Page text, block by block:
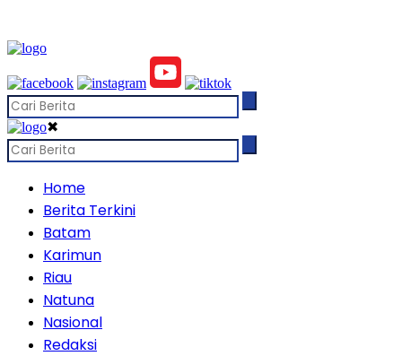
✖
Home
Berita Terkini
Batam
Karimun
Riau
Natuna
Nasional
Redaksi